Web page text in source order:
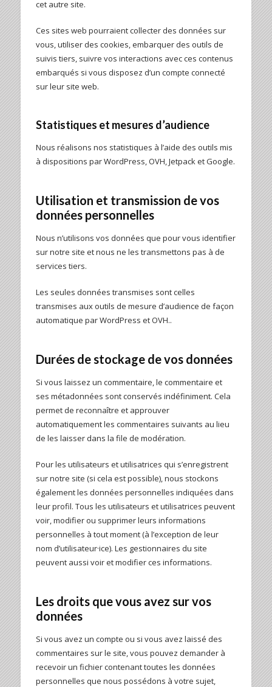
cet autre site.
Ces sites web pourraient collecter des données sur
vous, utiliser des cookies, embarquer des outils de
suivis tiers, suivre vos interactions avec ces contenus
embarqués si vous disposez d’un compte connecté
sur leur site web.
Statistiques et mesures d’audience
Nous réalisons nos statistiques à l’aide des outils mis
à dispositions par WordPress, OVH, Jetpack et Google.
Utilisation et transmission de vos
données personnelles
Nous n’utilisons vos données que pour vous identifier
sur notre site et nous ne les transmettons pas à de
services tiers.
Les seules données transmises sont celles
transmises aux outils de mesure d’audience de façon
automatique par WordPress et OVH..
Durées de stockage de vos données
Si vous laissez un commentaire, le commentaire et
ses métadonnées sont conservés indéfiniment. Cela
permet de reconnaître et approuver
automatiquement les commentaires suivants au lieu
de les laisser dans la file de modération.
Pour les utilisateurs et utilisatrices qui s’enregistrent
sur notre site (si cela est possible), nous stockons
également les données personnelles indiquées dans
leur profil. Tous les utilisateurs et utilisatrices peuvent
voir, modifier ou supprimer leurs informations
personnelles à tout moment (à l’exception de leur
nom d’utilisateur·ice). Les gestionnaires du site
peuvent aussi voir et modifier ces informations.
Les droits que vous avez sur vos
données
Si vous avez un compte ou si vous avez laissé des
commentaires sur le site, vous pouvez demander à
recevoir un fichier contenant toutes les données
personnelles que nous possédons à votre sujet,